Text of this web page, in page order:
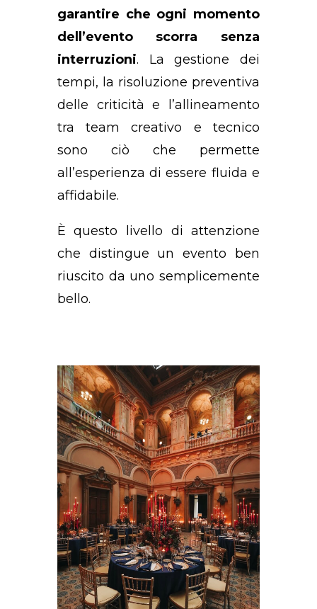
garantire che ogni momento
dell’evento scorra senza
interruzioni. La gestione dei
tempi, la risoluzione preventiva
delle criticità e l’allineamento
tra team creativo e tecnico
sono ciò che permette
all’esperienza di essere fluida e
affidabile.
È questo livello di attenzione
che distingue un evento ben
riuscito da uno semplicemente
bello.